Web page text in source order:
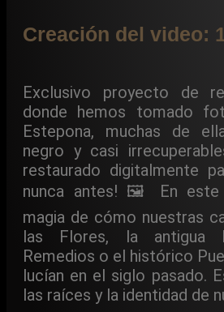
Creación del video:
Exclusivo proyecto de
donde hemos tomado
Estepona, muchas de
negro y casi
restaurado digitalmente
nunca antes! 🖼️ En este
magia de cómo nuestras
las Flores, la antigua
Remedios o el histórico
lucían en el siglo pasado.
las raíces y la identidad de